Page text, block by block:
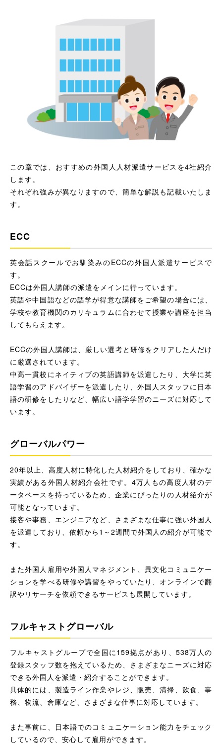
この章では、おすすめの外国人人材派遣サービスを4社紹介
します。
それぞれ強みが異なりますので、簡単な解説も記載いたしま
す。
ECC
英会話スクールでお馴染みのECCの外国人派遣サービスで
す。
ECCは外国人講師の派遣をメインに行っています。
英語や中国語などの語学が得意な講師をご希望の場合には、
学校や教育機関のカリキュラムに合わせて授業や講座を担当
してもらえます。
ECCの外国人講師は、厳しい選考と研修をクリアした人だけ
に厳選されています。
中高一貫校にネイティブの英語講師を派遣したり、大学に英
語学習のアドバイザーを派遣したり、外国人スタッフに日本
語の研修をしたりなど、幅広い語学学習のニーズに対応して
います。
グローバルパワー
20年以上、高度人材に特化した人材紹介をしており、確かな
実績がある外国人材紹介会社です。4万人もの高度人材のデ
ータベースを持っているため、企業にぴったりの人材紹介が
可能となっています。
接客や事務、エンジニアなど、さまざまな仕事に強い外国人
を派遣しており、依頼から1～2週間で外国人の紹介が可能で
す。
また外国人雇用や外国人マネジメント、異文化コミュニケー
ションを学べる研修や講習をやっていたり、オンラインで翻
訳やリサーチを依頼できるサービスも展開しています。
フルキャストグローバル
フルキャストグループで全国に159拠点があり、538万人の
登録スタッフ数を抱えているため、さまざまなニーズに対応
できる外国人を派遣・紹介することができます。
具体的には、製造ライン作業やレジ、販売、清掃、飲食、事
務、物流、倉庫など、さまざまな仕事に対応しています。
また事前に、日本語でのコミュニケーション能力をチェック
しているので、安心して雇用ができます。